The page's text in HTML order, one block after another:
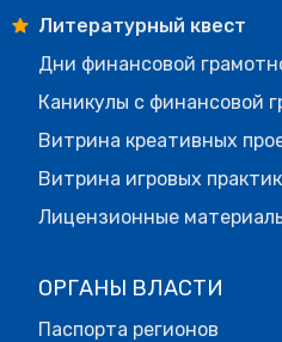
Литературный квест
Дни финансовой
Каникулы с финансовой
Витрина креативных
Витрина игровых практик
Лицензионные
ОРГАНЫ ВЛАСТИ
Паспорта регионов